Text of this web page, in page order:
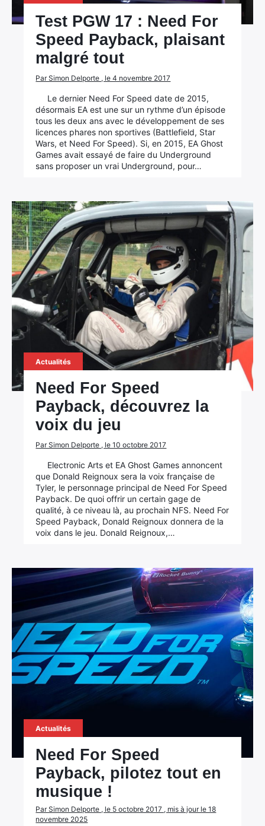
Test PGW 17 : Need For
Speed Payback, plaisant
malgré tout
Par Simon Delporte , le 4 novembre 2017
Le dernier Need For Speed date de 2015,
désormais EA est une sur un rythme d’un épisode
tous les deux ans avec le développement de ses
licences phares non sportives (Battlefield, Star
Wars, et Need For Speed). Si, en 2015, EA Ghost
Games avait essayé de faire du Underground
sans proposer un vrai Underground, pour…
Actualités
Need For Speed
Payback, découvrez la
voix du jeu
Par Simon Delporte , le 10 octobre 2017
Electronic Arts et EA Ghost Games annoncent
que Donald Reignoux sera la voix française de
Tyler, le personnage principal de Need For Speed
Payback. De quoi offrir un certain gage de
qualité, à ce niveau là, au prochain NFS. Need For
Speed Payback, Donald Reignoux donnera de la
voix dans le jeu. Donald Reignoux,…
Actualités
Need For Speed
Payback, pilotez tout en
musique !
Par Simon Delporte , le 5 octobre 2017 , mis à jour le 18
novembre 2025